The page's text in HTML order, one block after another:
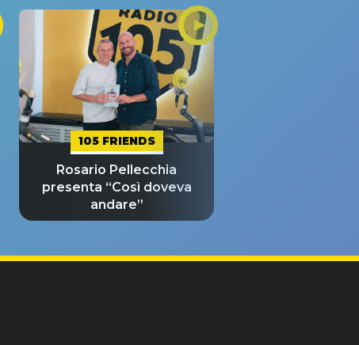
105 FRIENDS
Rosario Pellecchia
presenta “Così doveva
andare”